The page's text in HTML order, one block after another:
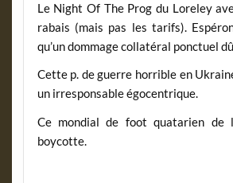
Le Night Of The Prog du Loreley
rabais (mais pas les tarifs).
qu’un dommage collatéral ponctuel
Cette p. de guerre horrible en
un irresponsable égocentrique.
Ce mondial de foot quatarien de
boycotte.